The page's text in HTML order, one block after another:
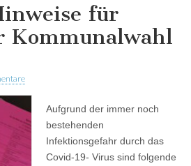
für
Kommunalwahl
Aufgrund der immer noch
bestehenden
Infektionsgefahr durch das
Covid-19- Virus sind folgende